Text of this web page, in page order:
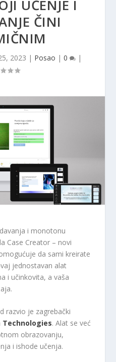
UČENJE I
ČINI
2023 | Posao | 0 |
i monotonu
Case Creator – novi
da sami kreirate
jednostavan alat
i učinkovita, a vaša
razvio je zagrebački
Technologies. Alat se već
obrazovanju,
i ishode učenja.